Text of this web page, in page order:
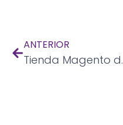
ANTERIOR
Tienda